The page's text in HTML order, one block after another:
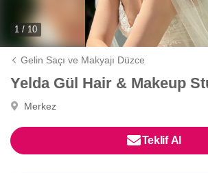
1 / 10
Gelin Saçı ve Makyajı Düzce
Yelda Gül Hair & Makeup
Merkez
Teklif Al